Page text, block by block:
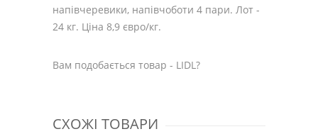
напівчеревики, напівчоботи 4 пари. Лот -
24 кг. Ціна 8,9 євро/кг.
Вам подобається товар - LIDL?
СХОЖІ ТОВАРИ